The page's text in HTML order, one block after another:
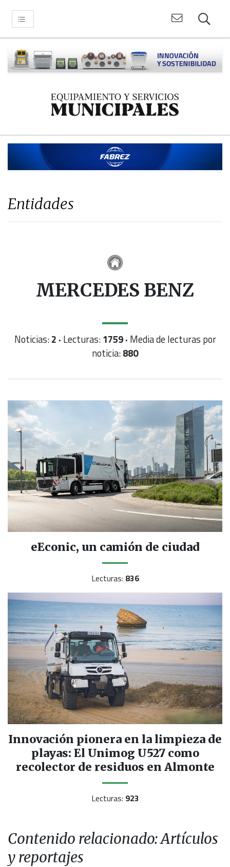
Entidades
MERCEDES BENZ
Noticias:2 · Lecturas:1759 · Media de lecturas por
noticia:880
eEconic, un camión de ciudad
Lecturas: 836
Innovación pionera en la limpieza de
playas: El Unimog U527 como
recolector de residuos en Almonte
Lecturas: 923
Contenido relacionado: Artículos
y reportajes